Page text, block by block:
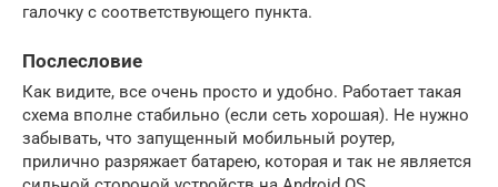
галочку с соответствующего пункта.
Послесловие
Как видите, все очень просто и удобно. Работает такая
схема вполне стабильно (если сеть хорошая). Не нужно
забывать, что запущенный мобильный роутер,
прилично разряжает батарею, которая и так не является